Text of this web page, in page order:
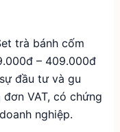
trà bánh cốm
– 409.000đ
đầu tư và gu
VAT, có chứng
nghiệp.